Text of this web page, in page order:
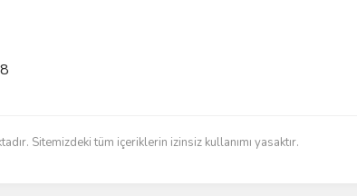
Sitemizdeki tüm içeriklerin izinsiz kullanımı yasaktır.